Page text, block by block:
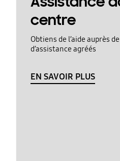
centre
Obtiens de l’aide auprès
d’assistance agréés
EN SAVOIR PLUS